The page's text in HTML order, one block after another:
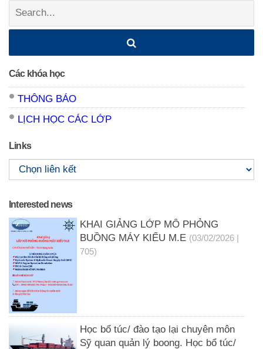
Search:
Các khóa học
THÔNG BÁO
LỊCH HỌC CÁC LỚP
Links
Interested news
KHAI GIẢNG LỚP MÔ PHỎNG
BUỒNG MÁY KIỂU M.E (03/02/2026 |
705)
Học bổ túc/ đào tạo lại chuyên môn
Sỹ quan quản lý boong. Học bổ túc/